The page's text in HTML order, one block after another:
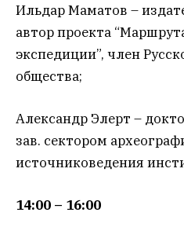
Ильдар Маматов –
автор проекта
экспедиции”, член
общества;
Александр Элерт –
зав. сектором
источниковедения
14:00 – 16:00